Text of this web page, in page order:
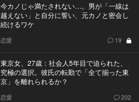
今カノじゃ満たされない…。男が「一線は
越えない」と自分に誓い、元カノと密会し
続けるワケ
恋愛 19
東京女、27歳：社会人5年目で迫られた、
究極の選択。彼氏の転勤で「全て揃った東
京」を離れられるか？
恋愛 202